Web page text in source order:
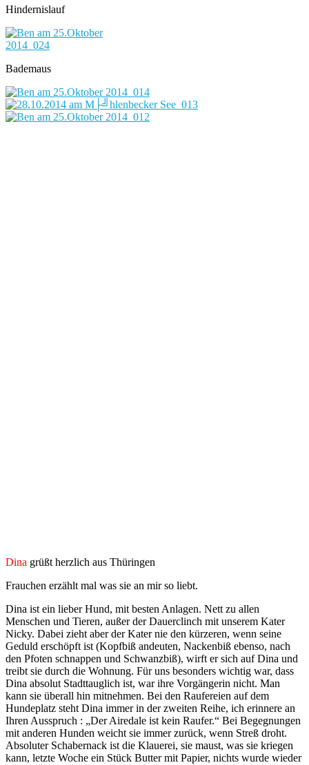
Hindernislauf
Bademaus
Dina grüßt herzlich aus Thüringen
Frauchen erzählt mal was sie an mir so liebt.
Dina ist ein lieber Hund, mit besten Anlagen. Nett zu allen
Menschen und Tieren, außer der Dauerclinch mit unserem Kater
Nicky. Dabei zieht aber der Kater nie den kürzeren, wenn seine
Geduld erschöpft ist (Kopfbiß andeuten, Nackenbiß ebenso, nach
den Pfoten schnappen und Schwanzbiß), wirft er sich auf Dina und
treibt sie durch die Wohnung. Für uns besonders wichtig war, dass
Dina absolut Stadttauglich ist, war ihre Vorgängerin nicht. Man
kann sie überall hin mitnehmen. Bei den Raufereien auf dem
Hundeplatz steht Dina immer in der zweiten Reihe, ich erinnere an
Ihren Ausspruch : „Der Airedale ist kein Raufer.“ Bei Begegnungen
mit anderen Hunden weicht sie immer zurück, wenn Streß droht.
Absoluter Schabernack ist die Klauerei, sie maust, was sie kriegen
kann, letzte Woche ein Stück Butter mit Papier, nichts wurde wieder